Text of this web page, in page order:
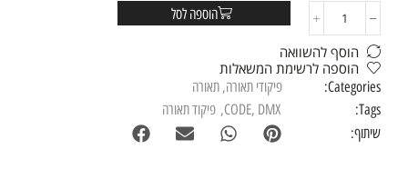
הוספה לסל
הוסף להשוואה
הוספה לרשימת המשאלות
Categories: פיקודי תאורה, תאורה
Tags:
CODE, DMX
, פיקוד תאורה
שיתוף: